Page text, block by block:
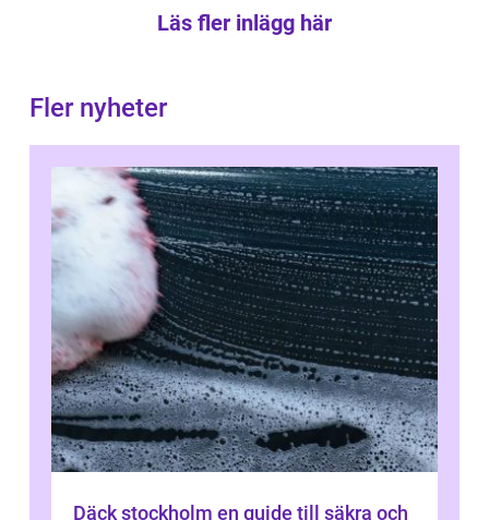
Läs fler inlägg här
Fler nyheter
Däck stockholm en guide till säkra och